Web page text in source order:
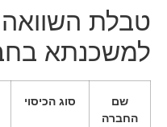
טבלת השוואה
למשכנתא
שם
החברה
סוג הכיסוי